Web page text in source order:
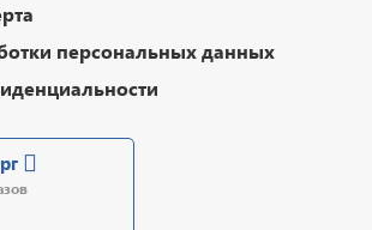
персональных данных